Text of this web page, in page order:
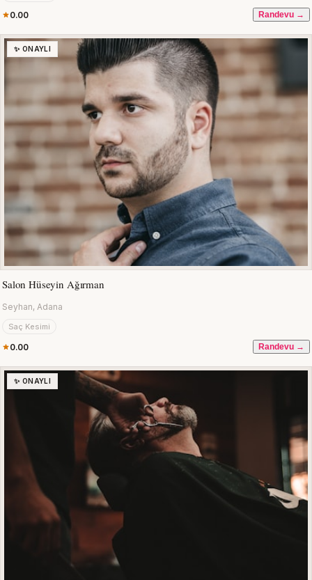
0.00 Randevu →
✨ ONAYLI
Salon Hüseyin Ağırman
Seyhan, Adana
Saç Kesimi
0.00 Randevu →
✨ ONAYLI